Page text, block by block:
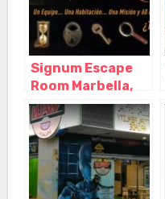
Signum Escape
Room Marbella,
Marbella – Málaga